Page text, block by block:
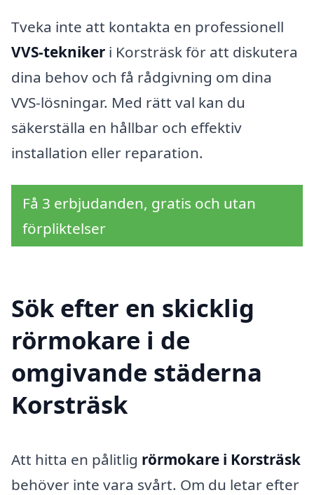
Tveka inte att kontakta en professionell
VVS-tekniker i Korsträsk för att diskutera
dina behov och få rådgivning om dina
VVS-lösningar. Med rätt val kan du
säkerställa en hållbar och effektiv
installation eller reparation.
Få 3 erbjudanden, gratis och utan
förpliktelser
Sök efter en skicklig
rörmokare i de
omgivande städerna
Korsträsk
Att hitta en pålitlig rörmokare i Korsträsk
behöver inte vara svårt. Om du letar efter